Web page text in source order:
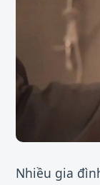
Nhiều gia